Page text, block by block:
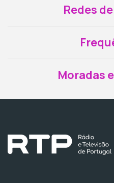
Redes
Moradas